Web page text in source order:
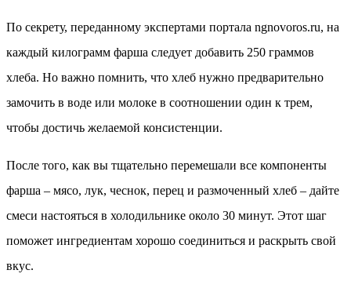
По секрету, переданному экспертами портала ngnovoros.ru, на
каждый килограмм фарша следует добавить 250 граммов
хлеба. Но важно помнить, что хлеб нужно предварительно
замочить в воде или молоке в соотношении один к трем,
чтобы достичь желаемой консистенции.
После того, как вы тщательно перемешали все компоненты
фарша – мясо, лук, чеснок, перец и размоченный хлеб – дайте
смеси настояться в холодильнике около 30 минут. Этот шаг
поможет ингредиентам хорошо соединиться и раскрыть свой
вкус.